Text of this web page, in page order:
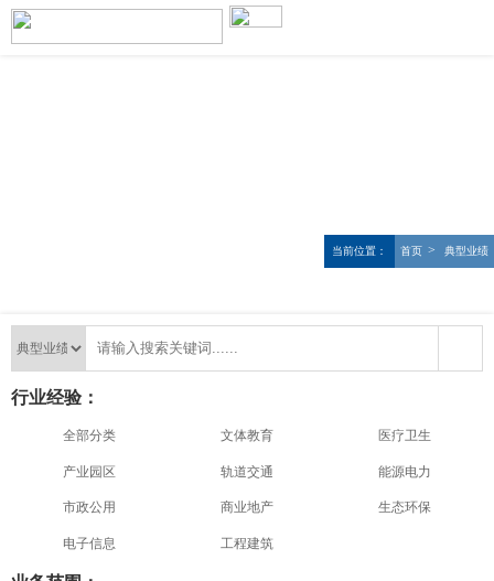
当前位置： 首页 > 典型业绩
行业经验：
全部分类 文体教育 医疗卫生
产业园区 轨道交通 能源电力
市政公用 商业地产 生态环保
电子信息 工程建筑